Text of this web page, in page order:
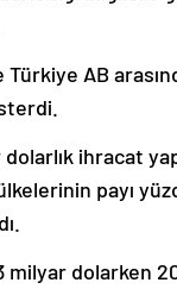
AB
ihracat
payı
milyar dolarken